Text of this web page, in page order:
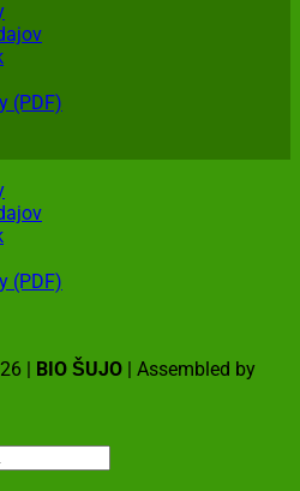
(PDF)
(PDF)
| BIO ŠUJO | Assembled by